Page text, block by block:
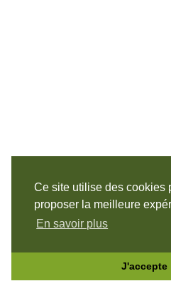
Ce site utilise des cookies
proposer la meilleure
En savoir plus
J'accepte